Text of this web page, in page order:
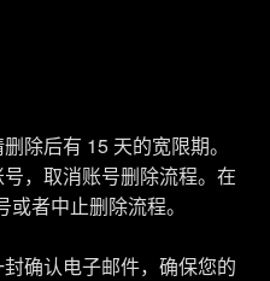
除后有 15 天的宽限期。
，取消账号删除流程。在
者中止删除流程。
确认电子邮件，确保您的